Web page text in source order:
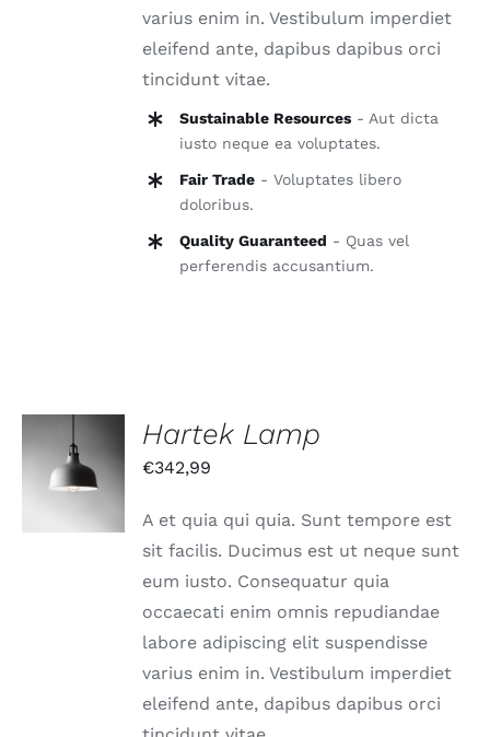
varius enim in. Vestibulum imperdiet
eleifend ante, dapibus dapibus orci
tincidunt vitae.
Sustainable Resources- Aut dicta
iusto neque ea voluptates.
Fair Trade- Voluptates libero
doloribus.
Quality Guaranteed - Quas vel
perferendis accusantium.
IN DEN
WARENKORB
/
Hartek Lamp
€342,99
A et quia qui quia. Sunt tempore est
sit facilis. Ducimus est ut neque sunt
eum iusto. Consequatur quia
occaecati enim omnis repudiandae
labore adipiscing elit suspendisse
varius enim in. Vestibulum imperdiet
eleifend ante, dapibus dapibus orci